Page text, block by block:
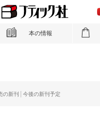
本の情報
の新刊 今後の新刊予定